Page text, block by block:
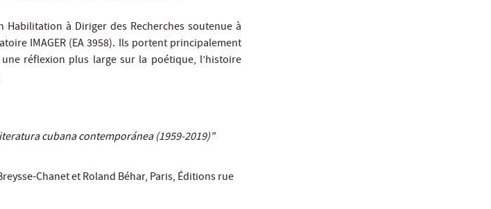
à Diriger des Recherches soutenue à
IMAGER (EA 3958). Ils portent principalement
réflexion plus large sur la poétique, l’histoire
cubana contemporánea (1959-2019)"
Chanet et Roland Béhar, Paris, Éditions rue